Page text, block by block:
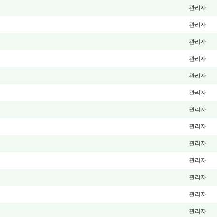
관리자
관리자
관리자
관리자
관리자
관리자
관리자
관리자
관리자
관리자
관리자
관리자
관리자